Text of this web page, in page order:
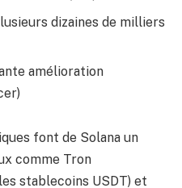
dizaines de milliers
amélioration
font de Solana un
comme Tron
stablecoins USDT) et